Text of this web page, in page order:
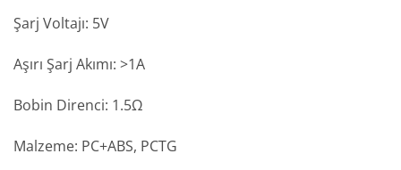
Şarj Voltajı: 5V
Aşırı Şarj Akımı: >1A
Bobin Direnci: 1.5Ω
Malzeme: PC+ABS, PCTG